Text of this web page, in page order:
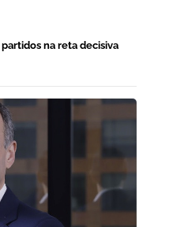
na reta decisiva